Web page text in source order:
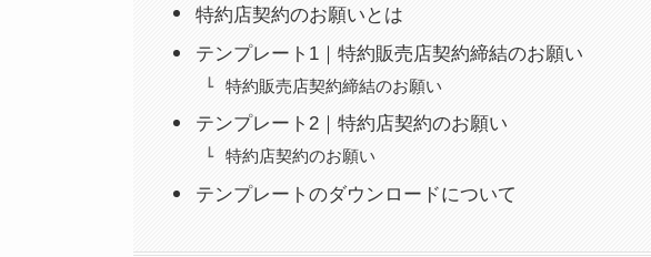
特約店契約のお願いとは
テンプレート1｜特約販売店契約締結のお願い
特約販売店契約締結のお願い
テンプレート2｜特約店契約のお願い
特約店契約のお願い
テンプレートのダウンロードについて